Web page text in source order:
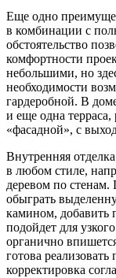
Еще одно
в комбинации с
обстоятельство
комфортности
небольшими, но
необходимости
гардеробной. В
и еще одна
«фасадной», с
Внутренняя
в любом стиле,
деревом по
обыграть
камином, добавить
подойдет для
органично
готова
корректировка